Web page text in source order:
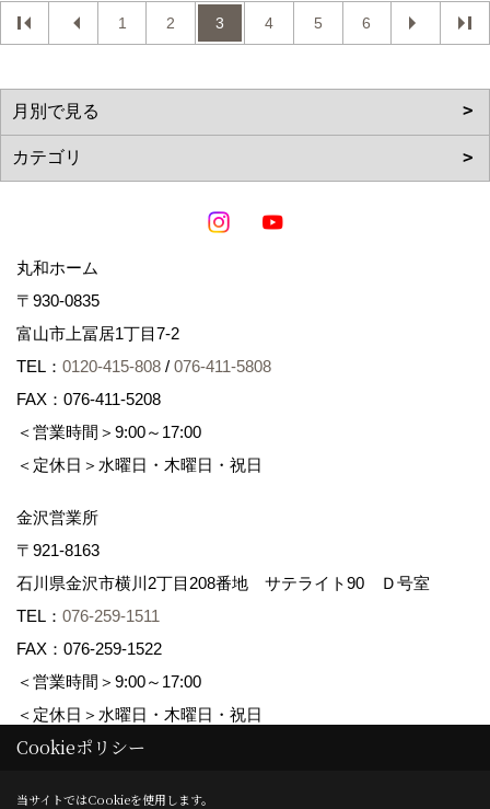
1 2 3 4 5 6
丸和ホーム
〒930-0835
富山市上冨居1丁目7-2
TEL： 0120-415-808 / 076-411-5808
FAX：076-411-5208
＜営業時間＞9:00～17:00
＜定休日＞水曜日・木曜日・祝日
金沢営業所
〒921-8163
石川県金沢市横川2丁目208番地 サテライト90 Ｄ号室
TEL： 076-259-1511
FAX：076-259-1522
＜営業時間＞9:00～17:00
＜定休日＞水曜日・木曜日・祝日
Copyright (c) maruwa-home. All Rights Reserved.
Cookieポリシー
当サイトではCookieを使用します。